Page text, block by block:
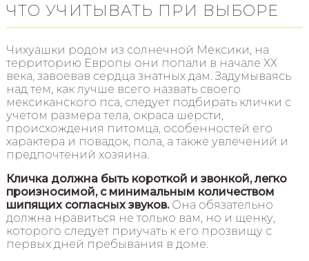
ЧТО УЧИТЫВАТЬ ПРИ ВЫБОРЕ
Чихуашки родом из солнечной Мексики, на
территорию Европы они попали в начале ХХ
века, завоевав сердца знатных дам. Задумываясь
над тем, как лучше всего назвать своего
мексиканского пса, следует подбирать клички с
учетом размера тела, окраса шерсти,
происхождения питомца, особенностей его
характера и повадок, пола, а также увлечений и
предпочтений хозяина.
Кличка должна быть короткой и звонкой, легко
произносимой, с минимальным количеством
шипящих согласных звуков.Она обязательно
должна нравиться не только вам, но и щенку,
которого следует приучать к его прозвищу с
первых дней пребывания в доме.